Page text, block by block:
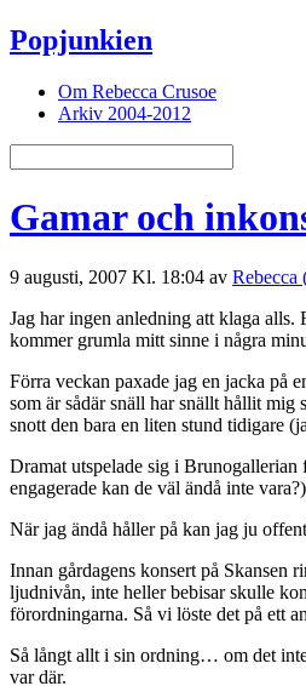
Popjunkien
Om Rebecca Crusoe
Arkiv 2004-2012
Gamar och
9 augusti, 2007 Kl. 18:04 av Rebecca
Jag har ingen anledning att klaga
kommer grumla mitt sinne i några
Förra veckan paxade jag en jacka på
som är sådär snäll har snällt hållit
snott den bara en liten stund tidigare
Dramat utspelade sig i Brunogallerian
engagerade kan de väl ändå inte
När jag ändå håller på kan jag ju
Innan gårdagens konsert på Skansen
ljudnivån, inte heller bebisar skulle
förordningarna. Så vi löste det på ett
Så långt allt i sin ordning… om det
var där.